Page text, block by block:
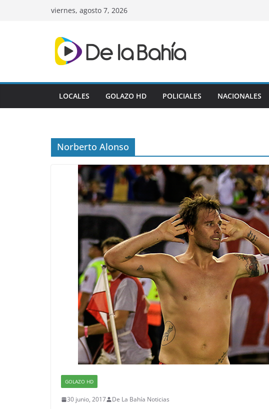
viernes, agosto 7, 2026
LOCALES GOLAZO HD POLICIALES NACIONALES
Norberto Alonso
GOLAZO HD
30 junio, 2017 De La Bahía Noticias